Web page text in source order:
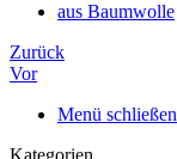
aus Baumwolle
Zurück
Vor
Menü schließen
Kategorien